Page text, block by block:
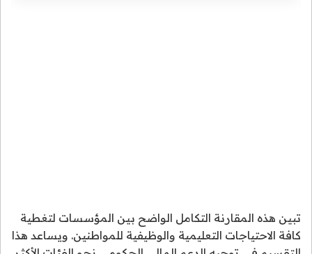
تبين هذه المقارنة التكامل الواضح بين المؤسسات لتغطية
كافة الاحتياجات التعليمية والوظيفية للمواطنين. ويساعد هذا